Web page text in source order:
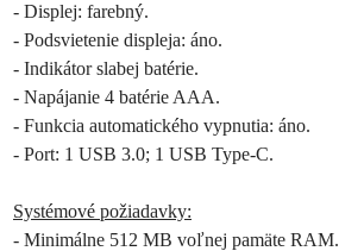
- Displej: farebný.
- Podsvietenie displeja: áno.
- Indikátor slabej batérie.
- Napájanie 4 batérie AAA.
- Funkcia automatického vypnutia: áno.
- Port: 1 USB 3.0; 1 USB Type-C.
Systémové požiadavky:
- Minimálne 512 MB voľnej pamäte RAM.